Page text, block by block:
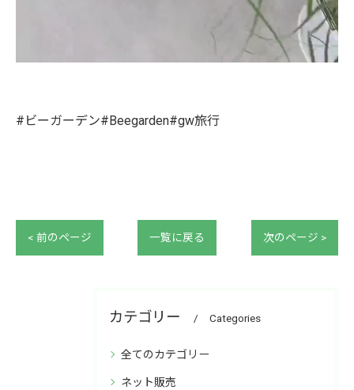
#ビーガーデン#Beegarden#gw旅行
< 前のページ 一覧に戻る 次のページ >
カテゴリー Categories
全てのカテゴリー
ネット販売